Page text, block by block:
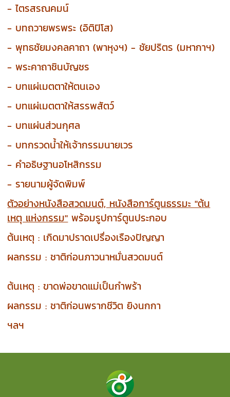
- ไตรสรณคมน์
- บทถวายพรพระ (อิติปิโส)
- พุทธชัยมงคลคาถา (พาหุงฯ) - ชัยปริตร (มหากาฯ)
- พระคาถาชินบัญชร
- บทแผ่เมตตาให้ตนเอง
- บทแผ่เมตตาให้สรรพสัตว์
- บทแผ่นส่วนกุศล
- บทกรวดน้ำให้เจ้ากรรมนายเวร
- คำอธิษฐานอโหสิกรรม
- รายนามผู้จัดพิมพ์
ตัวอย่างหนังสือสวดมนต์, หนังสือการ์ตูนธรรมะ "ต้น
เหตุ แห่งกรรม" พร้อมรูปการ์ตูนประกอบ
ต้นเหตุ : เกิดมาปราดเปรื่องเรืองปัญญา
ผลกรรม : ชาติก่อนภาวนาหมั่นสวดมนต์
ต้นเหตุ : ขาดพ่อขาดแม่เป็นกำพร้า
ผลกรรม : ชาติก่อนพรากชีวิต ยิงนกกา
ฯลฯ